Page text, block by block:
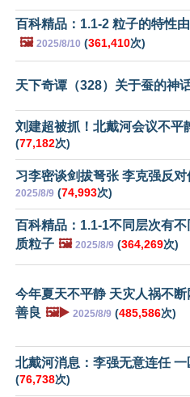
百科精品：1.1-2 粒子的特性
🖼️ 2025/8/10 (361,410次)
天下奇谭（328）关于蚕的神
刘建超被抓！北戴河会议不平
(77,182次)
习李密谈剑拔弩张 李克强反
2025/8/9 (74,993次)
百科精品：1.1-1不同层次有
质粒子 🖼️ 2025/8/9 (364,269次)
今年夏天不平静 天灾人祸不
善良 🖼️▶️ 2025/8/9 (485,586次)
北戴河消息：李强无意连任
(76,738次)